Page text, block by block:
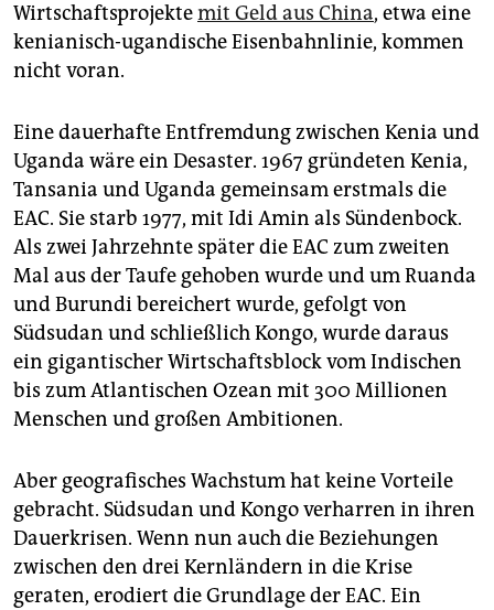
Wirtschaftsprojektemit Geld aus China, etwa eine
kenianisch-ugandische Eisenbahnlinie, kommen
nicht voran.
Eine dauerhafte Entfremdung zwischen Kenia und
Uganda wäre ein Desaster. 1967 gründeten Kenia,
Tansania und Uganda gemeinsam erstmals die
EAC. Sie starb 1977, mit Idi Amin als Sündenbock.
Als zwei Jahrzehnte später die EAC zum zweiten
Mal aus der Taufe gehoben wurde und um Ruanda
und Burundi bereichert wurde, gefolgt von
Südsudan und schließlich Kongo, wurde daraus
ein gigantischer Wirtschaftsblock vom Indischen
bis zum Atlantischen Ozean mit 300 Millionen
Menschen und großen Ambitionen.
Aber geografisches Wachstum hat keine Vorteile
gebracht. Südsudan und Kongo verharren in ihren
Dauerkrisen. Wenn nun auch die Beziehungen
zwischen den drei Kernländern in die Krise
geraten, erodiert die Grundlage der EAC. Ein